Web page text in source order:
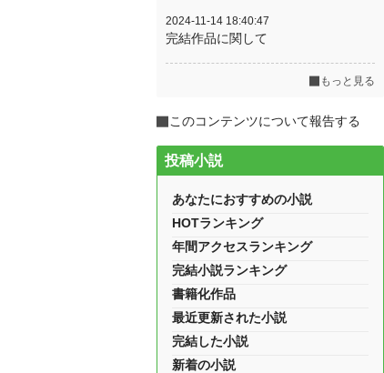
2024-11-14 18:40:47
完結作品に関して
もっと見る
このコンテンツについて報告する
投稿小説
あなたにおすすめの小説
HOTランキング
年間アクセスランキング
完結小説ランキング
書籍化作品
最近更新された小説
完結した小説
新着の小説